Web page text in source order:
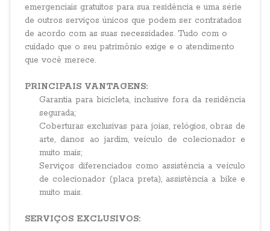
emergenciais gratuitos para sua residência e uma série
de outros serviços únicos que podem ser contratados
de acordo com as suas necessidades. Tudo com o
cuidado que o seu patrimônio exige e o atendimento
que você merece.
PRINCIPAIS VANTAGENS:
Garantia para bicicleta, inclusive fora da residência
segurada;
Coberturas exclusivas para joias, relógios, obras de
arte, danos ao jardim, veículo de colecionador e
muito mais;
Serviços diferenciados como assistência a veículo
de colecionador (placa preta), assistência a bike e
muito mais.
SERVIÇOS EXCLUSIVOS: